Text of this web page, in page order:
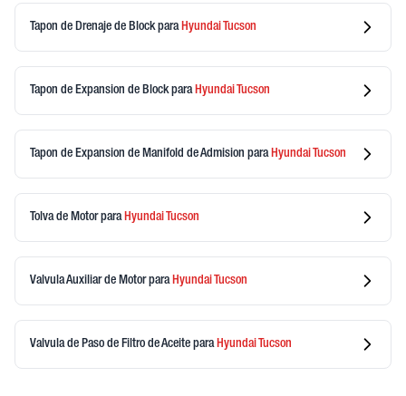
Tapon de Drenaje de Blockpara HyundaiTucson
Tapon de Expansion de Blockpara HyundaiTucson
Tapon de Expansion de Manifold de Admision para HyundaiTucson
Tolva de Motorpara HyundaiTucson
Valvula Auxiliar de Motorpara HyundaiTucson
Valvula de Paso de Filtro de Aceite para HyundaiTucson